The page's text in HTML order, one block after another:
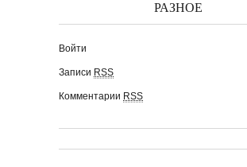
РАЗНОЕ
Войти
Записи RSS
Комментарии RSS